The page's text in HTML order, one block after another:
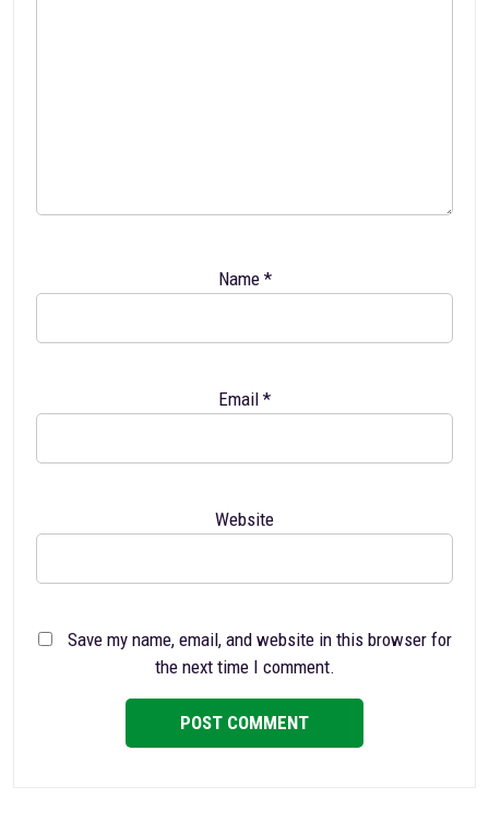
Name *
Email *
Website
Save my name, email, and website in this browser for
the next time I comment.